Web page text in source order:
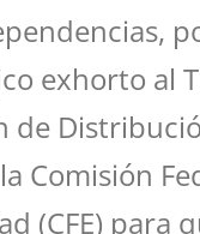
exhorto al
de
Comisión
(CFE) para